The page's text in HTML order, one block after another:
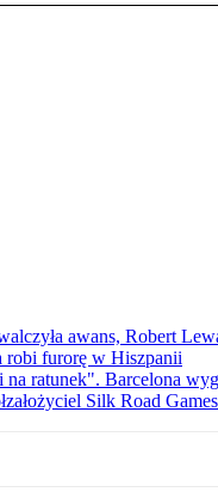
awans, Robert
robi furorę w Hiszpanii
ratunek". Barcelona
Silk Road